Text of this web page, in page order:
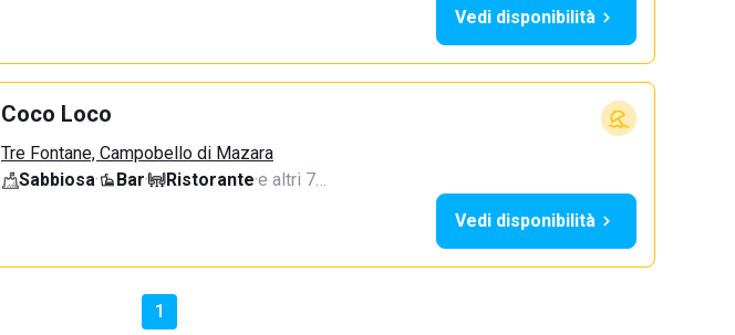
Vedi disponibilità
Coco Loco
Tre Fontane, Campobello di Mazara
Sabbiosa· Bar· Ristorante·e altri 7…
Vedi disponibilità
1